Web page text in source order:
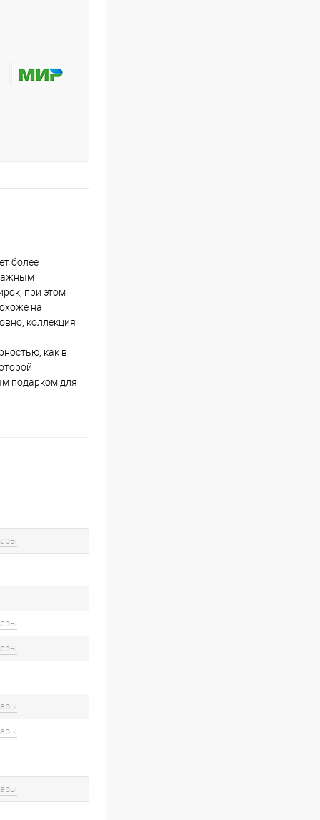
более
при этом
на
коллекция
как в
подарком для